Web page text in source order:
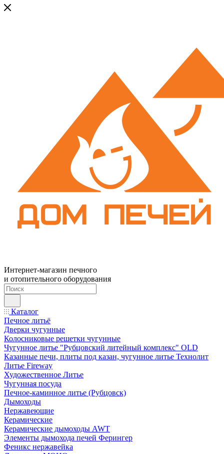
Интернет-магазин печного
и отопительного оборудования
Каталог
Печное литьё
Дверки чугунные
Колосниковые решетки чугунные
Чугунное литье "Рубцовский литейный комплекс" OLD
Казанные печи, плиты под казан, чугунное литье Технолит
Литье Fireway
Художественное Литье
Чугунная посуда
Печное-каминное литье (Рубцовск)
Дымоходы
Нержавеющие
Керамические
Керамические дымоходы AWT
Элементы дымохода печей Ферингер
Феникс нержавейка